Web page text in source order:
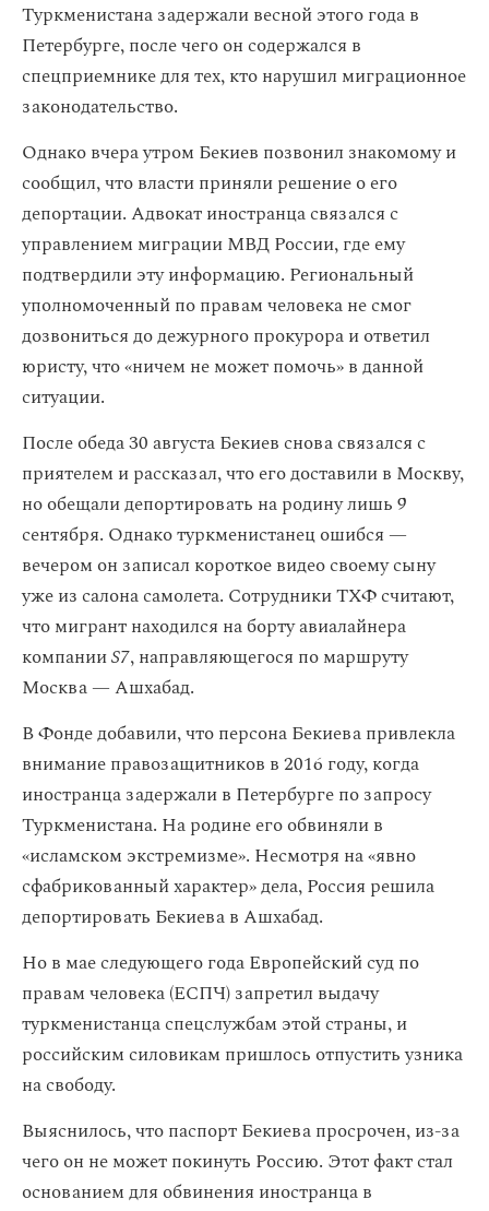
Туркменистана задержали весной этого года в
Петербурге, после чего он содержался в
спецприемнике для тех, кто нарушил миграционное
законодательство.
Однако вчера утром Бекиев позвонил знакомому и
сообщил, что власти приняли решение о его
депортации. Адвокат иностранца связался с
управлением миграции МВД России, где ему
подтвердили эту информацию. Региональный
уполномоченный по правам человека не смог
дозвониться до дежурного прокурора и ответил
юристу, что «ничем не может помочь» в данной
ситуации.
После обеда 30 августа Бекиев снова связался с
приятелем и рассказал, что его доставили в Москву,
но обещали депортировать на родину лишь 9
сентября. Однако туркменистанец ошибся —
вечером он записал короткое видео своему сыну
уже из салона самолета. Сотрудники ТХФ считают,
что мигрант находился на борту авиалайнера
компанииS7, направляющегося по маршруту
Москва — Ашхабад.
В Фонде добавили, что персона Бекиева привлекла
внимание правозащитников в 2016 году, когда
иностранца задержали в Петербурге по запросу
Туркменистана. На родине его обвиняли в
«исламском экстремизме». Несмотря на «явно
сфабрикованный характер» дела, Россия решила
депортировать Бекиева в Ашхабад.
Но в мае следующего года Европейский суд по
правам человека (ЕСПЧ) запретил выдачу
туркменистанца спецслужбам этой страны, и
российским силовикам пришлось отпустить узника
на свободу.
Выяснилось, что паспорт Бекиева просрочен, из-за
чего он не может покинуть Россию. Этот факт стал
основанием для обвинения иностранца в